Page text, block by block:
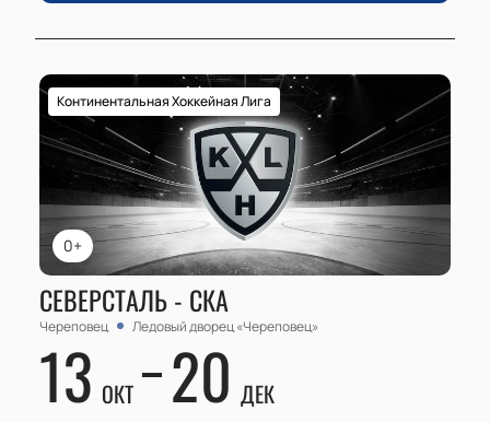
0+
Континентальная Хоккейная Лига
СЕВЕРСТАЛЬ - СКА
Череповец Ледовый дворец «Череповец»
13 ОКТ 20 ДЕК